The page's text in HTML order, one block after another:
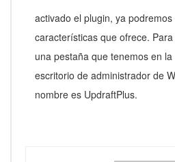
activado el plugin, ya
características que ofrece.
una pestaña que tenemos en
escritorio de administrador de
nombre es UpdraftPlus.